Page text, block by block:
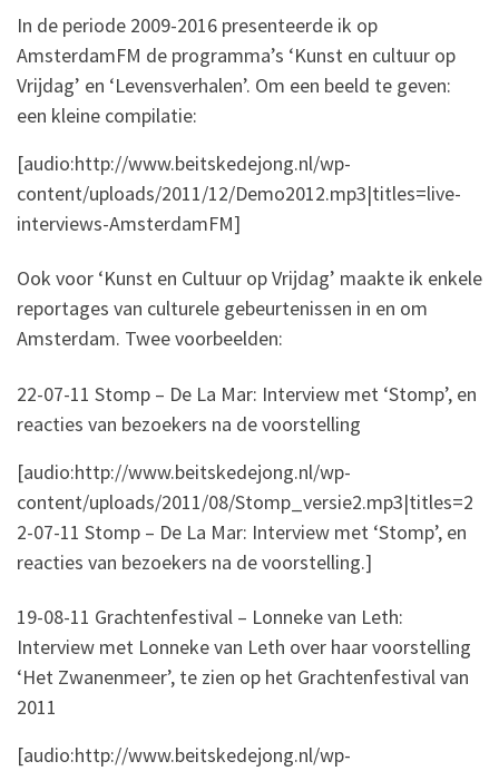
In de periode 2009-2016 presenteerde ik op
AmsterdamFM de programma’s ‘Kunst en cultuur op
Vrijdag’ en ‘Levensverhalen’. Om een beeld te geven:
een kleine compilatie:
[audio:http://www.beitskedejong.nl/wp-
content/uploads/2011/12/Demo2012.mp3|titles=live-
interviews-AmsterdamFM]
Ook voor ‘Kunst en Cultuur op Vrijdag’ maakte ik enkele
reportages van culturele gebeurtenissen in en om
Amsterdam. Twee voorbeelden:
22-07-11 Stomp – De La Mar: Interview met ‘Stomp’, en
reacties van bezoekers na de voorstelling
[audio:http://www.beitskedejong.nl/wp-
content/uploads/2011/08/Stomp_versie2.mp3|titles=2
2-07-11 Stomp – De La Mar: Interview met ‘Stomp’, en
reacties van bezoekers na de voorstelling.]
19-08-11 Grachtenfestival – Lonneke van Leth:
Interview met Lonneke van Leth over haar voorstelling
‘Het Zwanenmeer’, te zien op het Grachtenfestival van
2011
[audio:http://www.beitskedejong.nl/wp-